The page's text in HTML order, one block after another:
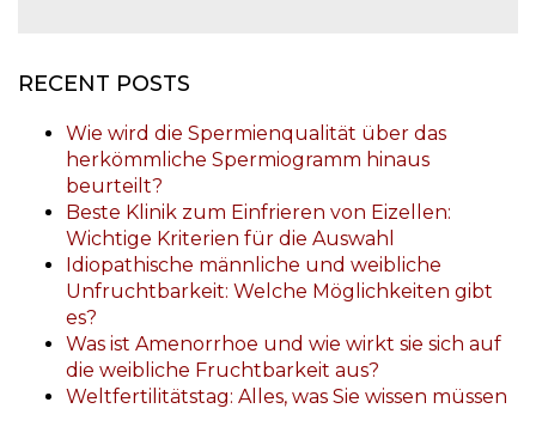
RECENT POSTS
Wie wird die Spermienqualität über das
herkömmliche Spermiogramm hinaus
beurteilt?
Beste Klinik zum Einfrieren von Eizellen:
Wichtige Kriterien für die Auswahl
Idiopathische männliche und weibliche
Unfruchtbarkeit: Welche Möglichkeiten gibt
es?
Was ist Amenorrhoe und wie wirkt sie sich auf
die weibliche Fruchtbarkeit aus?
Weltfertilitätstag: Alles, was Sie wissen müssen